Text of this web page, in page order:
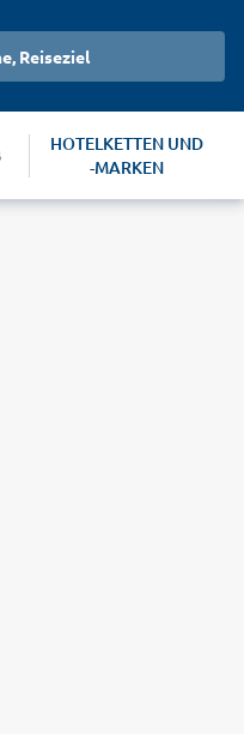
Reiseziel
HOTELKETTEN UND
-MARKEN